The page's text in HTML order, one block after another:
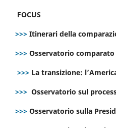
FOCUS
>>> Itinerari della
>>> Osservatorio comparato
>>> La transizione:
>>> Osservatorio sul
>>> Osservatorio sulla